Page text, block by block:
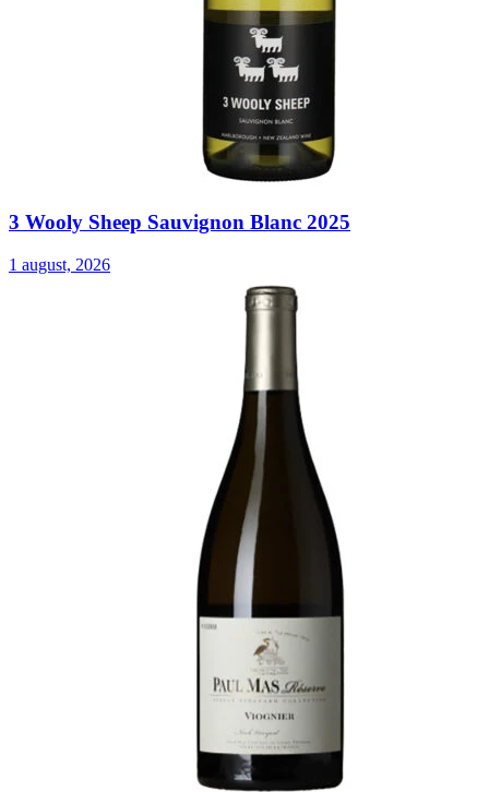
3 Wooly Sheep Sauvignon Blanc 2025
1 august, 2026